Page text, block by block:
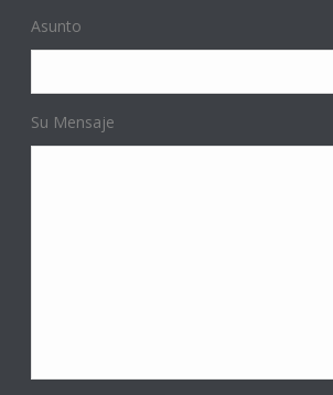
Asunto
Su Mensaje